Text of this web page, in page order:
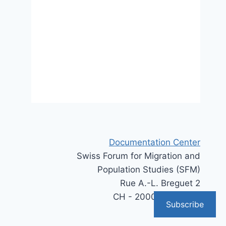
Documentation Center
Swiss Forum for Migration and
Population Studies (SFM)
Rue A.-L. Breguet 2
CH - 2000 Neuchâtel
Subscribe